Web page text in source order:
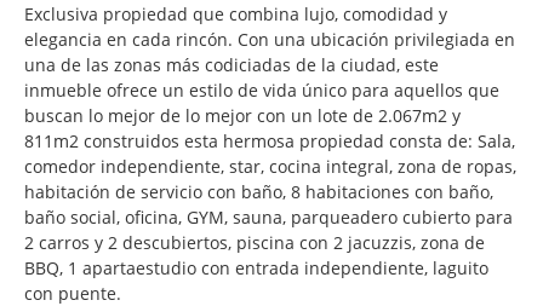
Exclusiva propiedad que combina lujo, comodidad y
elegancia en cada rincón. Con una ubicación privilegiada en
una de las zonas más codiciadas de la ciudad, este
inmueble ofrece un estilo de vida único para aquellos que
buscan lo mejor de lo mejor con un lote de 2.067m2 y
811m2 construidos esta hermosa propiedad consta de: Sala,
comedor independiente, star, cocina integral, zona de ropas,
habitación de servicio con baño, 8 habitaciones con baño,
baño social, oficina, GYM, sauna, parqueadero cubierto para
2 carros y 2 descubiertos, piscina con 2 jacuzzis, zona de
BBQ, 1 apartaestudio con entrada independiente, laguito
con puente.